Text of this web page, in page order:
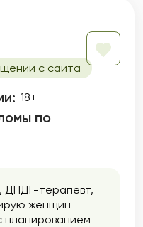
с сайта
18+
по
ДПДГ-терапевт,
женщин
планированием